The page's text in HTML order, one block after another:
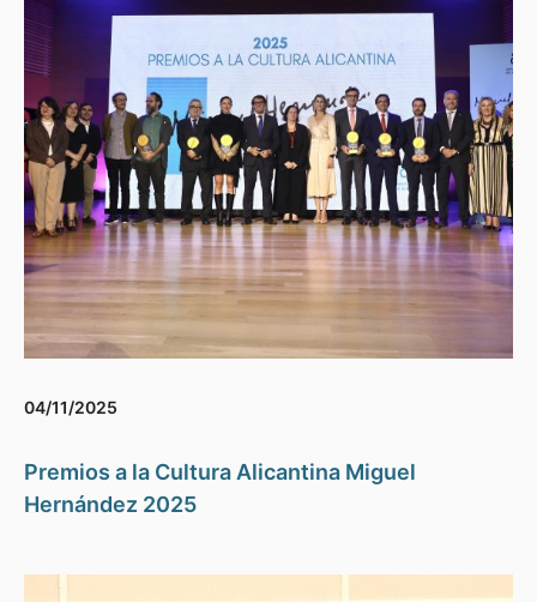
04/11/2025
Premios a la Cultura Alicantina Miguel
Hernández 2025